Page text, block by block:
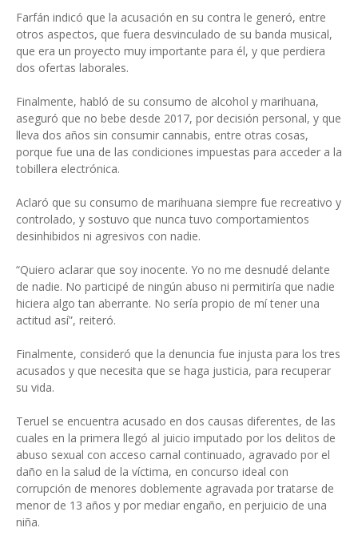
Farfán indicó que la acusación en su contra le generó, entre
otros aspectos, que fuera desvinculado de su banda musical,
que era un proyecto muy importante para él, y que perdiera
dos ofertas laborales.
Finalmente, habló de su consumo de alcohol y marihuana,
aseguró que no bebe desde 2017, por decisión personal, y que
lleva dos años sin consumir cannabis, entre otras cosas,
porque fue una de las condiciones impuestas para acceder a la
tobillera electrónica.
Aclaró que su consumo de marihuana siempre fue recreativo y
controlado, y sostuvo que nunca tuvo comportamientos
desinhibidos ni agresivos con nadie.
“Quiero aclarar que soy inocente. Yo no me desnudé delante
de nadie. No participé de ningún abuso ni permitiría que nadie
hiciera algo tan aberrante. No sería propio de mí tener una
actitud así”, reiteró.
Finalmente, consideró que la denuncia fue injusta para los tres
acusados y que necesita que se haga justicia, para recuperar
su vida.
Teruel se encuentra acusado en dos causas diferentes, de las
cuales en la primera llegó al juicio imputado por los delitos de
abuso sexual con acceso carnal continuado, agravado por el
daño en la salud de la víctima, en concurso ideal con
corrupción de menores doblemente agravada por tratarse de
menor de 13 años y por mediar engaño, en perjuicio de una
niña.